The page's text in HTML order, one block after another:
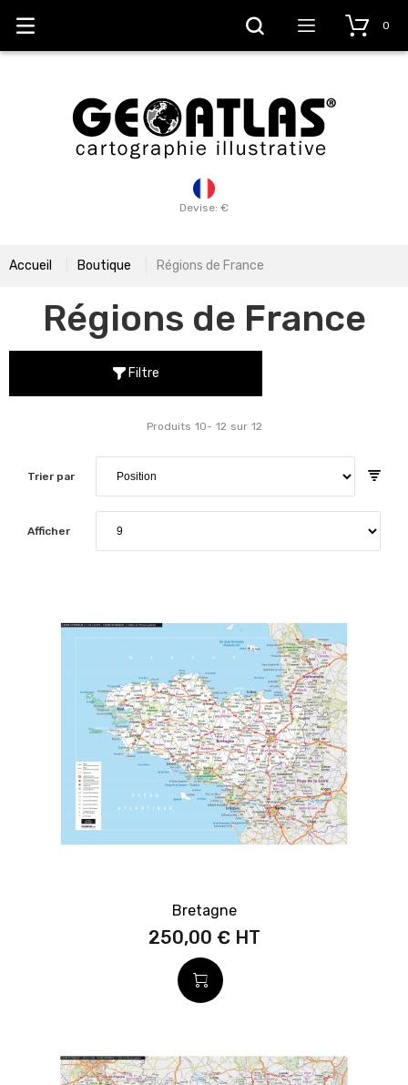
Devise: €
0
Accueil Boutique Régions de France
Régions de France
Filtre
Trier par
Produits 10- 12 sur 12
Afficher
Bretagne
250,00 €